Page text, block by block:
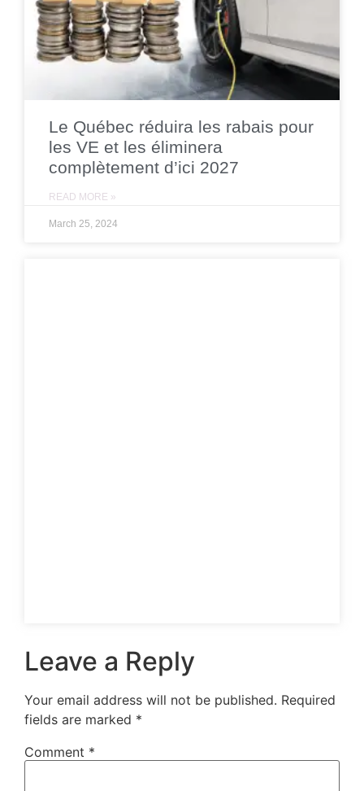
Le Québec réduira les rabais pour
les VE et les éliminera
complètement d’ici 2027
READ MORE »
March 25, 2024
Leave a Reply
Your email address will not be published. Required
fields are marked *
Comment *